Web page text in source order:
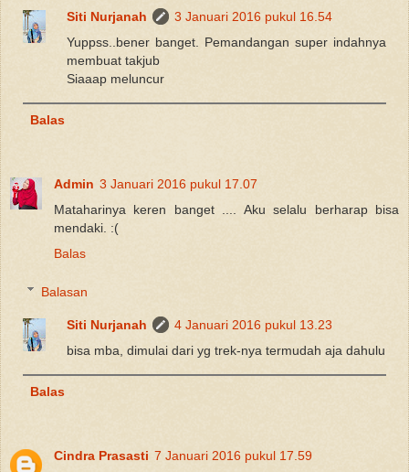
Siti Nurjanah
3 Januari 2016 pukul 16.54
Yuppss..bener banget. Pemandangan super indahnya
membuat takjub
Siaaap meluncur
Balas
Admin 3 Januari 2016 pukul 17.07
Mataharinya keren banget .... Aku selalu berharap bisa
mendaki. :(
Balas
Balasan
Siti Nurjanah
4 Januari 2016 pukul 13.23
bisa mba, dimulai dari yg trek-nya termudah aja dahulu
Balas
Cindra Prasasti 7 Januari 2016 pukul 17.59